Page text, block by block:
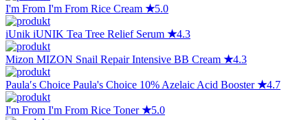
I'm From I'm From Rice Cream ★5.0
iUnik iUNIK Tea Tree Relief Serum ★4.3
Mizon MIZON Snail Repair Intensive BB Cream ★4.3
Paula′s Choice Paula's Choice 10% Azelaic Acid Booster★4.7
I'm From I'm From Rice Toner★5.0